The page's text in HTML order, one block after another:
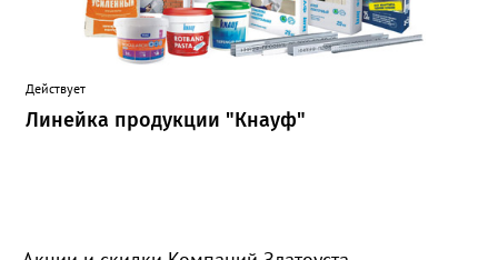
Действует
Линейка продукции "Кнауф"